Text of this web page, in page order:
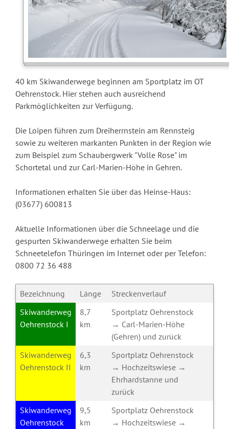
40 km Skiwanderwege beginnen am Sportplatz im OT
Oehrenstock. Hier stehen auch ausreichend
Parkmöglichkeiten zur Verfügung.
Die Loipen führen zum Dreiherrnstein am Rennsteig
sowie zu weiteren markanten Punkten in der Region wie
zum Beispiel zum Schaubergwerk "Volle Rose" im
Schortetal und zur Carl-Marien-Höhe in Gehren.
Informationen erhalten Sie über das Heinse-Haus:
(03677) 600813
Aktuelle Informationen über die Schneelage und die
gespurten Skiwanderwege erhalten Sie beim
Schneetelefon Thüringen im Internet oder per Telefon:
0800 72 36 488
Bezeichnung Länge
Streckenverlauf
Skiwanderweg
Oehrenstock I
8,7
km
Sportplatz Oehrenstock
→ Carl-Marien-Höhe
(Gehren) und zurück
Skiwanderweg
Oehrenstock II
6,3
km
Sportplatz Oehrenstock
→ Hochzeitswiese →
Ehrhardstanne und
zurück
Skiwanderweg
Oehrenstock
9,5
km
Sportplatz Oehrenstock
→ Hochzeitswiese →